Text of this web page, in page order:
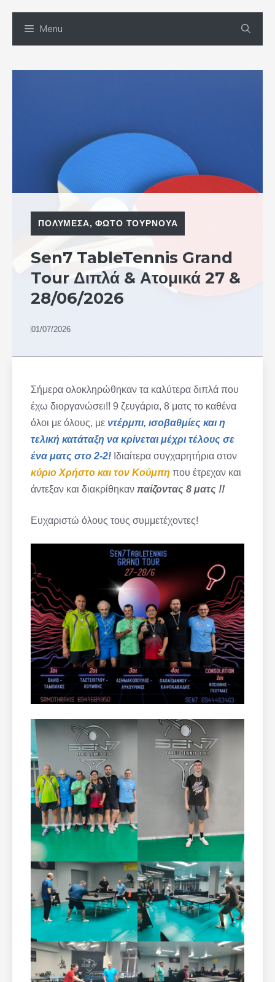
Menu
ΠΟΛΥΜΕΣΑ,ΦΩΤΟ ΤΟΥΡΝΟΥΑ
Sen7 TableTennis Grand
Tour Διπλά & Ατομικά 27 &
28/06/2026
01/07/2026
Σήμερα ολοκληρώθηκαν τα καλύτερα διπλά που
έχω διοργανώσει!! 9 ζευγάρια, 8 ματς το καθένα
όλοι με όλους, με ντέρμπι, ισοβαθμίες και η
τελική κατάταξη να κρίνεται μέχρι τέλους σε
ένα ματς στο 2-2! Ιδιαίτερα συγχαρητήρια στον
κύριο Χρήστο και τον Κούμπη που έτρεχαν και
άντεξαν και διακρίθηκαν παίζοντας 8 ματς !!
Ευχαριστώ όλους τους συμμετέχοντες!